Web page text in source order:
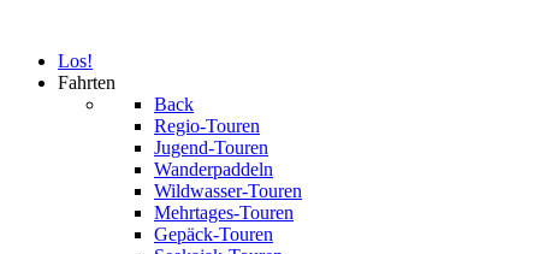
Los!
Fahrten
Back
Regio-Touren
Jugend-Touren
Wanderpaddeln
Wildwasser-Touren
Mehrtages-Touren
Gepäck-Touren